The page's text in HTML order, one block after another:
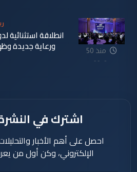
منذ 50
دقيقة
انطلاقة استثنائية
ورعاية جديدة
اشترك في النشرة
احصل على أهم الأخبار
الإلكتروني، وكن أول من